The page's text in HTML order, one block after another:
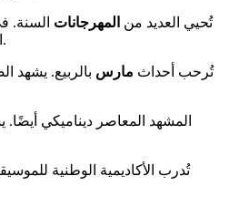
تُحيي العديد من المهرجانات السنة.
الموسيقى والرقص الطقوسي.
تُرحب أحداث مارس بالربيع. يشهد
المشهد المعاصر ديناميكي
تُدرب الأكاديمية الوطنية